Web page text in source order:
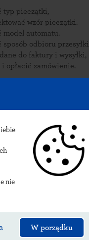
nie
W porządku
typ pieczątki,
wzór pieczątki.
model automatu.
sposób odbioru
do faktury i wysyłki,
i opłacić zamówienie.
online i odbierz je
do Długiej
pocztowa lub paczkomat INPOST.